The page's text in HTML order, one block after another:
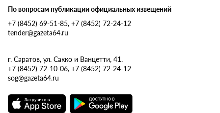
По вопросам публикации официальных извещений
+7 (8452) 69-51-85, +7 (8452) 72-24-12
tender@gazeta64.ru
г. Саратов, ул. Сакко и Ванцетти, 41.
+7 (8452) 72-10-06, +7 (8452) 72-24-12
sog@gazeta64.ru